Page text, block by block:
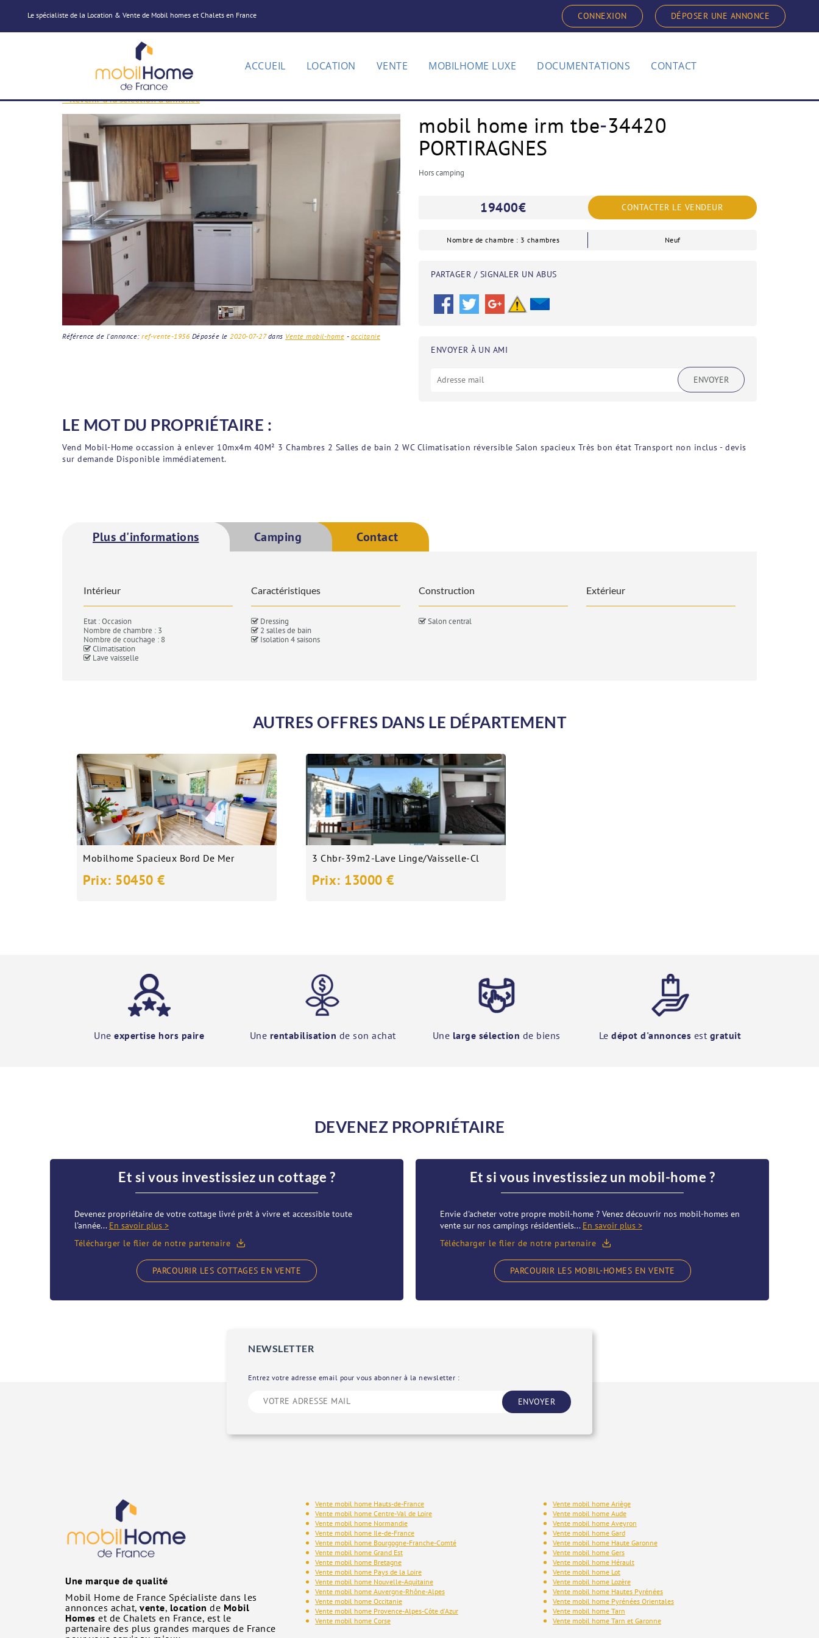
Le spécialiste de la Location & Vente de Mobil homes et Chalets en France DÉPOSER UNE ANNONCE
CONNEXION
ACCUEIL LOCATION VENTE MOBILHOME LUXE DOCUMENTATIONS CONTACT
< Revenir à la sélection d'annonce
Référence de l'annonce: ref-vente-1956 Déposée le 2020-07-27dans Vente mobil-home - occitanie
mobil home irm tbe-34420
PORTIRAGNES
Hors camping
19400€ CONTACTER LE VENDEUR
Nombre de chambre : 3 chambres Neuf
PARTAGER / SIGNALER UN ABUS
ENVOYER À UN AMI
ENVOYER
LE MOT DU PROPRIÉTAIRE :
Vend Mobil-Home occassion à enlever 10mx4m 40M² 3 Chambres 2 Salles de bain 2 WC Climatisation réversible Salon spacieux Très bon état Transport non inclus - devis
sur demande Disponible immédiatement.
Plus d'informations Camping Contact
Intérieur
Etat : Occasion
Nombre de chambre : 3
Nombre de couchage : 8
Climatisation
Lave vaisselle
Caractéristiques
Dressing
2 salles de bain
Isolation 4 saisons
Construction
Salon central
Extérieur
AUTRES OFFRES DANS LE DÉPARTEMENT
Mobilhome Spacieux Bord De Mer
Prix: 50450 €
3 Chbr-39m2-Lave Linge/vaisselle-Cl
Prix: 13000 €
Une expertise hors paire Une rentabilisation de son achat Une large sélection de biens Ledépot d'annonces est gratuit
DEVENEZ PROPRIÉTAIRE
Et si vous investissiez un cottage ?
Devenez propriétaire de votre cottage livré prêt à vivre et accessible toute
l'année... En savoir plus >
Télécharger le flier de notre partenaire
PARCOURIR LES COTTAGES EN VENTE
Et si vous investissiez un mobil-home ?
Envie d'acheter votre propre mobil-home ? Venez découvrir nos mobil-homes en
vente sur nos campings résidentiels... En savoir plus >
Télécharger le flier de notre partenaire
PARCOURIR LES MOBIL-HOMES EN VENTE
NEWSLETTER
Entrez votre adresse email pour vous abonner à la newsletter :
ENVOYER
Une marque de qualité
Mobil Home de France Spécialiste dans les
annonces achat, vente, location de Mobil
Homes et de Chalets en France, est le
partenaire des plus grandes marques de France
Vente mobil home Hauts-de-France
Vente mobil home Centre-Val de Loire
Vente mobil home Normandie
Vente mobil home Ile-de-France
Vente mobil home Bourgogne-Franche-Comté
Vente mobil home Grand Est
Vente mobil home Bretagne
Vente mobil home Pays de la Loire
Vente mobil home Nouvelle-Aquitaine
Vente mobil home Auvergne-Rhône-Alpes
Vente mobil home Occitanie
Vente mobil home Provence-Alpes-Côte d'Azur
Vente mobil home Corse
Vente mobil home Ariège
Vente mobil home Aude
Vente mobil home Aveyron
Vente mobil home Gard
Vente mobil home Haute Garonne
Vente mobil home Gers
Vente mobil home Hérault
Vente mobil home Lot
Vente mobil home Lozère
Vente mobil home Hautes Pyrénées
Vente mobil home Pyrénées Orientales
Vente mobil home Tarn
Vente mobil home Tarn et Garonne